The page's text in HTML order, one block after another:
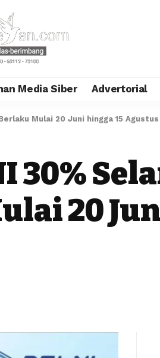
Media Siber Advertorial
Mulai 20 Juni hingga 15 Agustus
30%
20